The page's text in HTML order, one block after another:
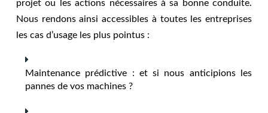
projet ou les actions nécessaires à sa bonne conduite.
Nous rendons ainsi accessibles à toutes les entreprises
les cas d’usage les plus pointus :
Maintenance prédictive : et si nous anticipions les
pannes de vos machines ?